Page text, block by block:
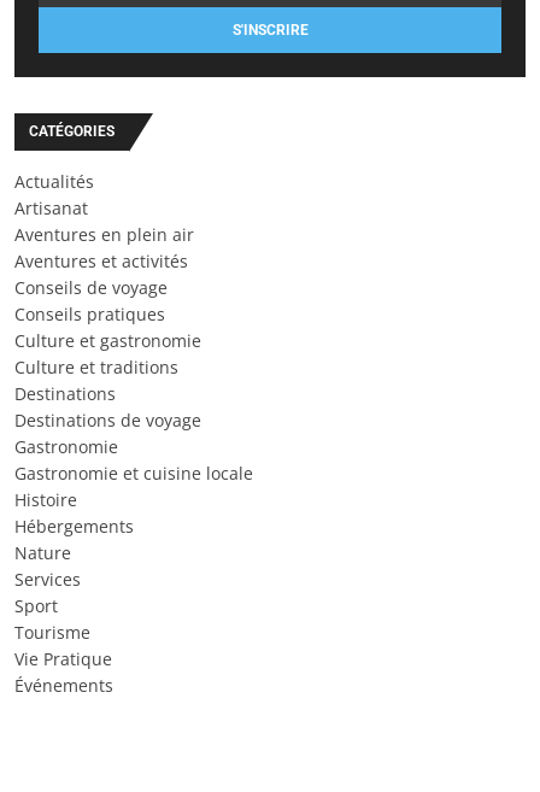
S'INSCRIRE
CATÉGORIES
Actualités
Artisanat
Aventures en plein air
Aventures et activités
Conseils de voyage
Conseils pratiques
Culture et gastronomie
Culture et traditions
Destinations
Destinations de voyage
Gastronomie
Gastronomie et cuisine locale
Histoire
Hébergements
Nature
Services
Sport
Tourisme
Vie Pratique
Événements